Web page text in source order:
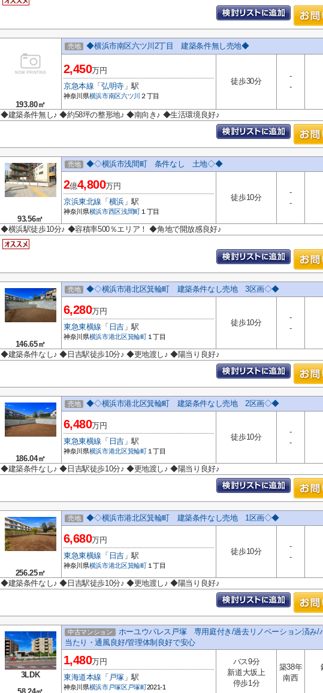
193.80㎡
売地 ◆横浜市南区六ツ川2丁目 建築条件無し売地◆
2,450万円
京急本線 「弘明寺」駅
神奈川県横浜市南区六ツ川 ２丁目
徒歩30分
-
-
◆建築条件無し♪ ◆約58坪の整形地♪ ◆南向き♪ ◆生活環境良好♪
93.56㎡
売地 ◆◇横浜市浅間町 条件なし 土地◇◆
2億4,800万円
京浜東北線 「 横浜」駅
神奈川県横浜市西区浅間町 １丁目
徒歩10分
-
-
◆横浜駅徒歩10分♪ ◆容積率500％エリア！ ◆角地で開放感良好♪
146.65㎡
売地 ◆◇横浜市港北区箕輪町 建築条件なし売地 3区画◇◆
6,280万円
東急東横線 「 日吉」駅
神奈川県横浜市港北区箕輪町 １丁目
徒歩10分
-
-
◆建築条件なし♪ ◆日吉駅徒歩10分♪ ◆更地渡し♪ ◆陽当り良好♪
186.04㎡
売地 ◆◇横浜市港北区箕輪町 建築条件なし売地 2区画◇◆
6,480万円
東急東横線 「 日吉」駅
神奈川県横浜市港北区箕輪町 １丁目
徒歩10分
-
-
◆建築条件なし♪ ◆日吉駅徒歩10分♪ ◆更地渡し♪ ◆陽当り良好♪
256.25㎡
売地 ◆◇横浜市港北区箕輪町 建築条件なし売地 1区画◇◆
6,680万円
東急東横線 「 日吉」駅
神奈川県横浜市港北区箕輪町 １丁目
徒歩10分
-
-
◆建築条件なし♪ ◆日吉駅徒歩10分♪ ◆更地渡し♪ ◆陽当り良好♪
3LDK
中古マンション
ホーユウパレス戸塚 専用庭付き/過去リノベーション済み/
当たり・通風良好/管理体制良好で安心
1,480万円
東海道本線 「 戸塚」駅
神奈川県横浜市戸塚区 戸塚町2021-1
バス9分
新道大坂上
停歩1分
築38年
南西